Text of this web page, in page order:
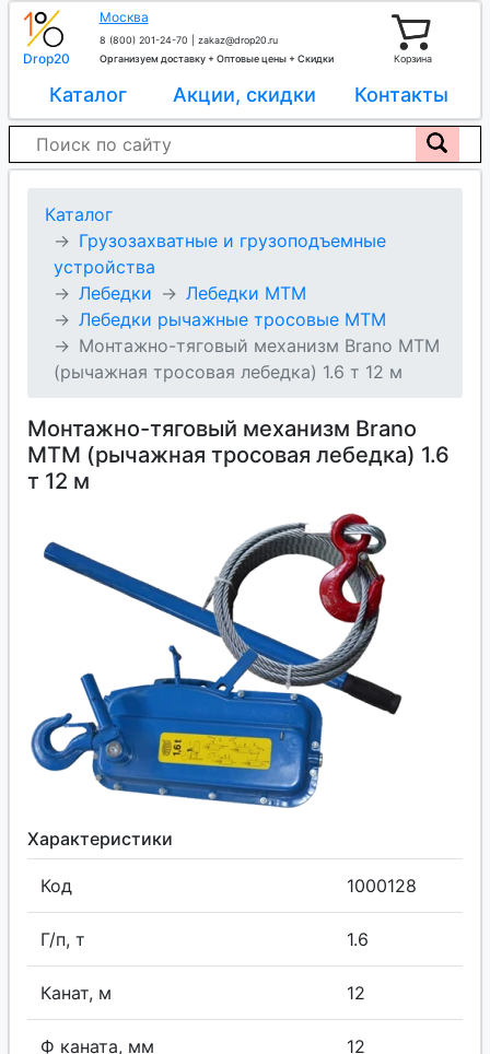
Drop20
Москва
8 (800) 201-24-70
zakaz@drop20.ru
Организуем доставку + Оптовые цены + Скидки
Корзина
Каталог Акции, скидки Контакты
Каталог
Грузозахватные и грузоподъемные
устройства
Лебедки
Лебедки МТМ
Лебедки рычажные тросовые МТМ
Монтажно-тяговый механизм Brano МТМ
(рычажная тросовая лебедка) 1.6 т 12 м
Монтажно-тяговый механизм Brano
МТМ (рычажная тросовая лебедка) 1.6
т 12 м
Характеристики
Код 1000128
Г/п, т 1.6
Канат, м 12
Ф каната, мм 12